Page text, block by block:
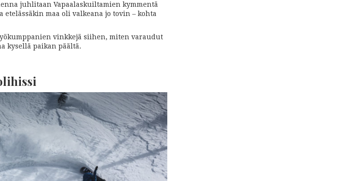
juhlitaan Vapaalaskuiltamien kymmentä
etelässäkin maa oli valkeana jo tovin – kohta
vinkkejä siihen, miten varaudut
kysellä paikan päältä.